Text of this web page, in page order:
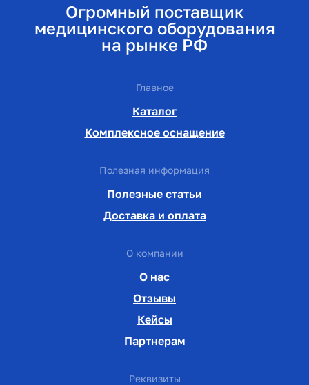
Огромный поставщик
медицинского оборудования
на рынке РФ
Главное
Каталог
Комплексное оснащение
Полезная информация
Полезные статьи
Доставка и оплата
О компании
О нас
Отзывы
Кейсы
Партнерам
Реквизиты